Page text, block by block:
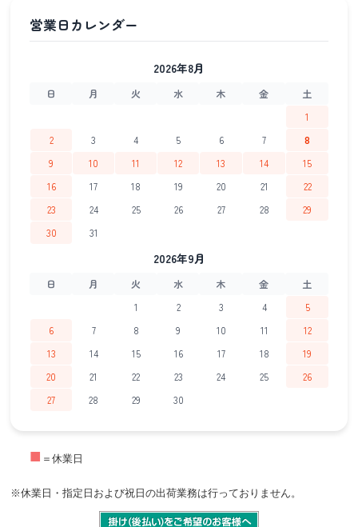
2026年8月
日 月 火 水 木 金
土
1
2
3 4 5 6 7
8
9
10 11 12 13 14
15
16
17 18 19 20 21
22
23
24 25 26 27 28
29
30
31
2026年9月
日 月 火 水 木 金
土
1
2 3 4
5
6
7 8 9 10 11
12
13
14 15 16 17 18
19
20
21 22 23 24 25
26
27
28 29 30
■ ＝休業日
※休業日・指定日および祝日の出荷業務は行っておりません。